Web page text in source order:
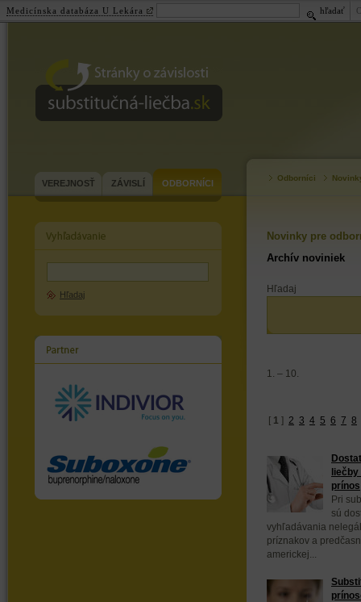
substitučná-liečba.sk
VEREJNOSŤ ZÁVISLÍ ODBORNÍCI
Hľadaj
Odborníci
Novinky pre
Archív noviniek
Hľadaj
1. – 10.
[ 1 ] 2 3 4 5 6 7 8
liečby
prínos
Pri
sú
vyhľadávania
príznakov a
americkej...
Medicínska databáza U Lekára hľadať